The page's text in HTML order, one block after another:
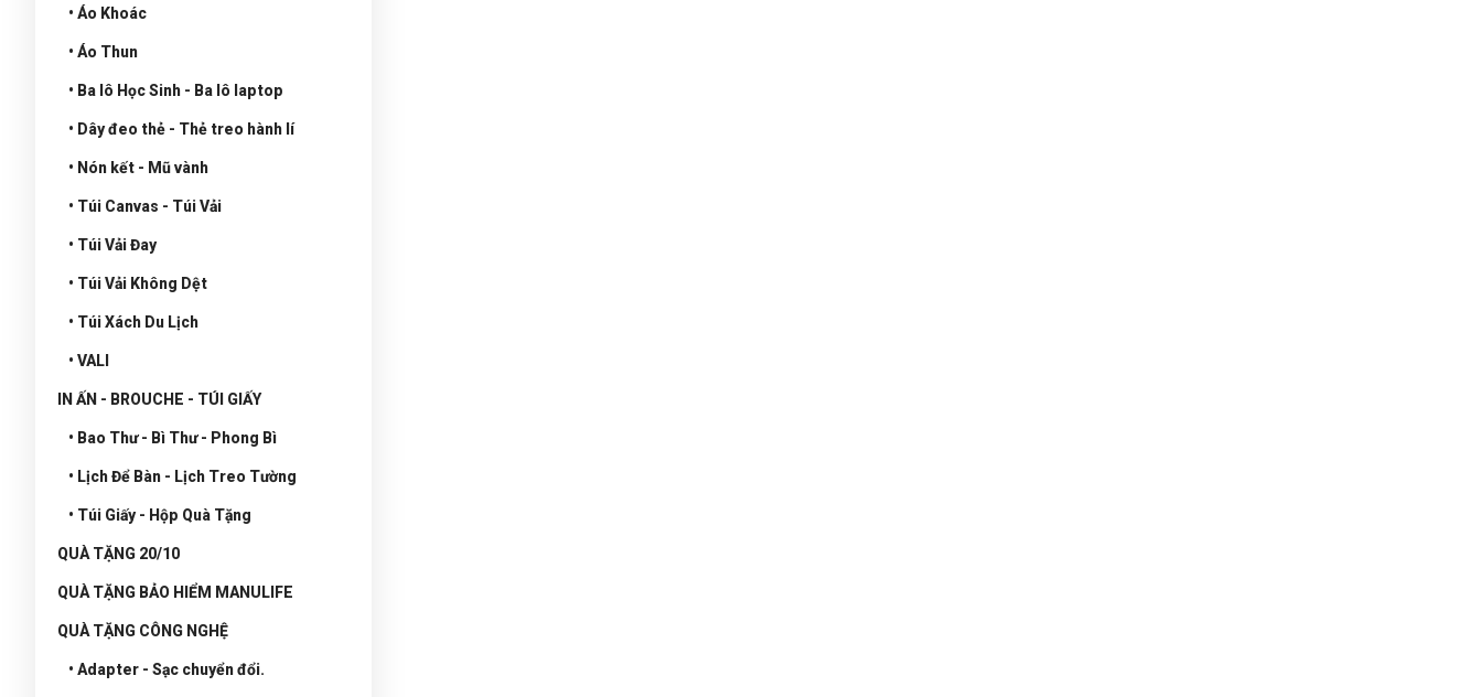
• Áo Khoác
• Áo Thun
• Ba lô Học Sinh - Ba lô laptop
• Dây đeo thẻ - Thẻ treo hành lí
• Nón kết - Mũ vành
• Túi Canvas - Túi Vải
• Túi Vải Đay
• Túi Vải Không Dệt
• Túi Xách Du Lịch
• VALI
IN ẤN - BROUCHE - TÚI GIẤY
• Bao Thư - Bì Thư - Phong Bì
• Lịch Để Bàn - Lịch Treo Tường
• Túi Giấy - Hộp Quà Tặng
QUÀ TẶNG 20/10
QUÀ TẶNG BẢO HIỂM MANULIFE
QUÀ TẶNG CÔNG NGHỆ
• Adapter - Sạc chuyển đổi.